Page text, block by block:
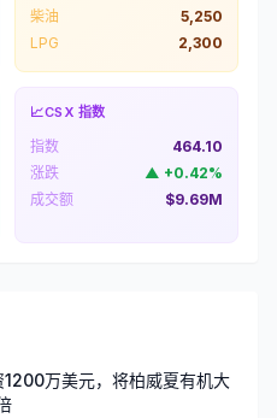
柴油
5,250
LPG
2,300
📈CSX 指数
指数
464.10
涨跌
▲ +0.42%
成交额
$9.69M
万美元，将柏威夏有机大